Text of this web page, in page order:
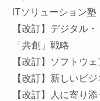
ITソリューション塾
【改訂】デジタル
「共創」戦略
【改訂】ソフトウ
【改訂】新しいビ
【改訂】人に寄り